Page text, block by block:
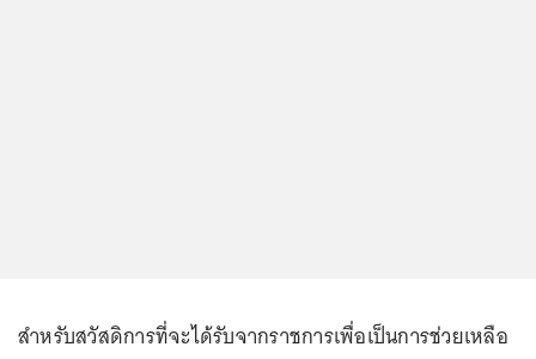
สำหรับสวัสดิการที่จะได้รับจากราชการเพื่อเป็นการช่วยเหลือ